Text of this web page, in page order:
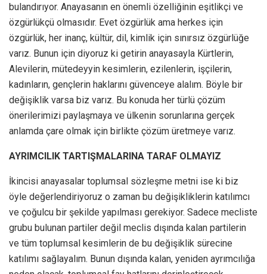
bulandırıyor. Anayasanın en önemli özelliğinin eşitlikçi ve
özgürlükçü olmasıdır. Evet özgürlük ama herkes için
özgürlük, her inanç, kültür, dil, kimlik için sınırsız özgürlüğe
varız. Bunun için diyoruz ki getirin anayasayla Kürtlerin,
Alevilerin, mütedeyyin kesimlerin, ezilenlerin, işçilerin,
kadınların, gençlerin haklarını güvenceye alalım. Böyle bir
değişiklik varsa biz varız. Bu konuda her türlü çözüm
önerilerimizi paylaşmaya ve ülkenin sorunlarına gerçek
anlamda çare olmak için birlikte çözüm üretmeye varız.
AYRIMCILIK TARTIŞMALARINA TARAF OLMAYIZ
İkincisi anayasalar toplumsal sözleşme metni ise ki biz
öyle değerlendiriyoruz o zaman bu değişikliklerin katılımcı
ve çoğulcu bir şekilde yapılması gerekiyor. Sadece mecliste
grubu bulunan partiler değil meclis dışında kalan partilerin
ve tüm toplumsal kesimlerin de bu değişiklik sürecine
katılımı sağlayalım. Bunun dışında kalan, yeniden ayrımcılığa